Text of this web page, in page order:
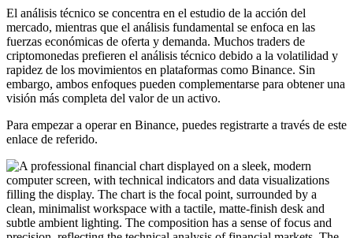
El análisis técnico se concentra en el estudio de la acción del
mercado, mientras que el análisis fundamental se enfoca en las
fuerzas económicas de oferta y demanda. Muchos traders de
criptomonedas prefieren el análisis técnico debido a la volatilidad y
rapidez de los movimientos en plataformas como Binance. Sin
embargo, ambos enfoques pueden complementarse para obtener una
visión más completa del valor de un activo.
Para empezar a operar en Binance, puedes registrarte a través de este
enlace de referido.